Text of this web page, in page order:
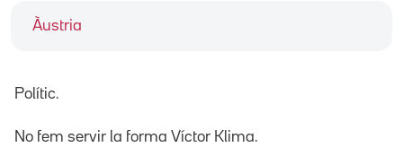
Àustria
Polític.
No fem servir la forma Víctor Klima.